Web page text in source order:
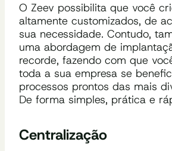
O Zeev possibilita que você
altamente customizados, de
sua necessidade. Contudo,
uma abordagem de
recorde, fazendo com que
toda a sua empresa se
processos prontos das mais
De forma simples, prática e
Centralização